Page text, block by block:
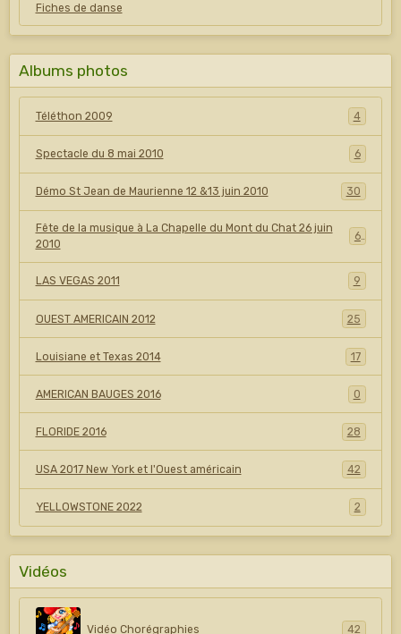
Fiches de danse
Albums photos
Téléthon 2009 4
Spectacle du 8 mai 2010 6
Démo St Jean de Maurienne 12 &13 juin 2010 30
Fête de la musique à La Chapelle du Mont du Chat 26 juin
2010
6
LAS VEGAS 2011 9
OUEST AMERICAIN 2012 25
Louisiane et Texas 2014 17
AMERICAN BAUGES 2016 0
FLORIDE 2016 28
USA 2017 New York et l'Ouest américain 42
YELLOWSTONE 2022 2
Vidéos
Vidéo Chorégraphies 42